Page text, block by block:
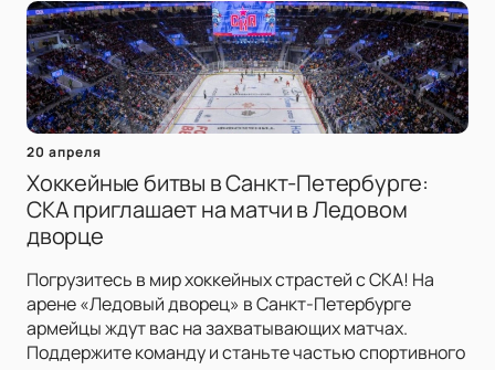
20 апреля
Хоккейные битвы в Санкт-Петербурге:
СКА приглашает на матчи в Ледовом
дворце
Погрузитесь в мир хоккейных страстей с СКА! На
арене «Ледовый дворец» в Санкт-Петербурге
армейцы ждут вас на захватывающих матчах.
Поддержите команду и станьте частью спортивного